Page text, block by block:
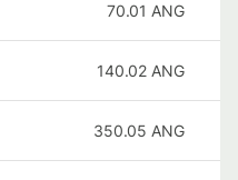
70.01 ANG
140.02 ANG
350.05 ANG